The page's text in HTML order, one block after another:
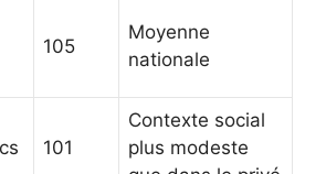
105
Moyenne
nationale
101
Contexte social
plus modeste